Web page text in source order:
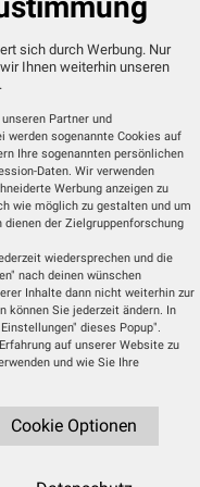
und ein
Schritt gilt es
Nice, Elero und
Hersteller, die
Philips Hue, die
Bewegungsmelder
hinzufügen“
sortiert
sich durch Werbung. Nur
Ihnen weiterhin unseren
Partner und
werden sogenannte Cookies auf
Ihre sogenannten persönlichen
Daten. Wir verwenden
Werbung anzeigen zu
wie möglich zu gestalten und um
der Zielgruppenforschung
wiedersprechen und die
nach deinen wünschen
Inhalte dann nicht weiterhin zur
können Sie jederzeit ändern. In
dieses Popup".
auf unserer Website zu
und wie Sie Ihre
Cookie Optionen